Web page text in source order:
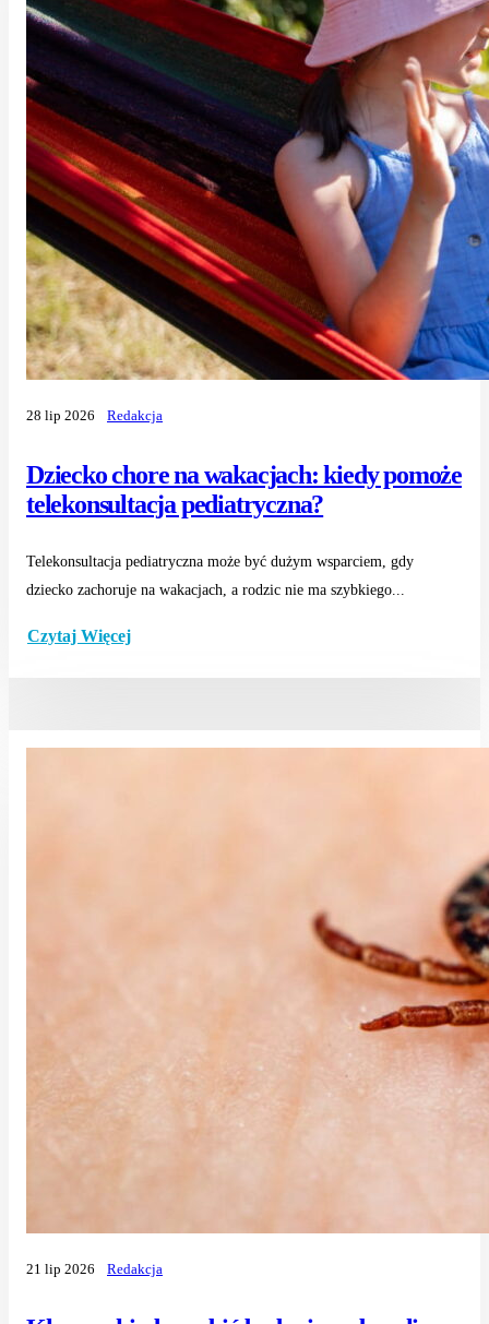
Dziecko chore na wakacjach: kiedy pomoże
telekonsultacja pediatryczna?
28 lip 2026 Redakcja
Telekonsultacja pediatryczna może być dużym wsparciem, gdy
dziecko zachoruje na wakacjach, a rodzic nie ma szybkiego...
Czytaj Więcej
21 lip 2026 Redakcja